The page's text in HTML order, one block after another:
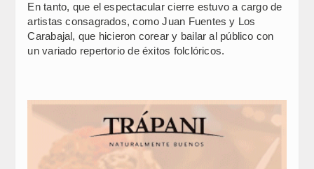
En tanto, que el espectacular cierre estuvo a cargo de
artistas consagrados, como Juan Fuentes y Los
Carabajal, que hicieron corear y bailar al público con
un variado repertorio de éxitos folclóricos.